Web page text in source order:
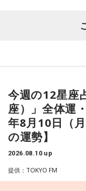
【水瓶座（みずがめ
★ワンポイントアドバ
パートナーや恋人との
くるようなことを言
ものだと思い、聞き流
東京・池袋占い館セレ
今週の12星座
座）」全体運
年8月10日（
の運勢】
2026.08.10 up
提供：TOKYO FM